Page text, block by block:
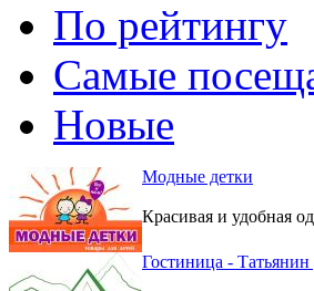
По рейтингу
Самые
Новые
Модные детки
Красивая и удобная
Гостиница -